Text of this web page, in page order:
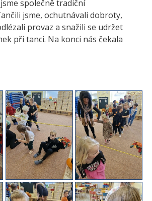
společně tradiční
jsme, ochutnávali dobroty,
provaz a snažili se udržet
při tanci. Na konci nás čekala